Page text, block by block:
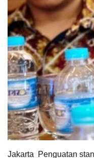
Jakarta  Penguatan